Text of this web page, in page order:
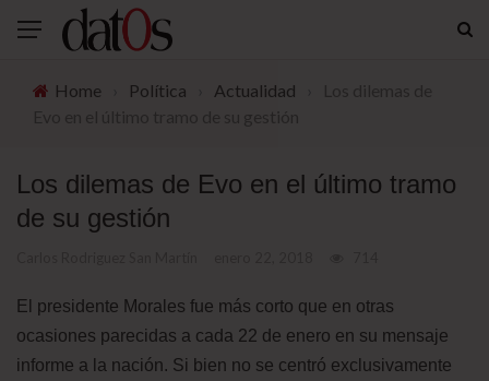
Home Política Actualidad
Los dilemas de Evo en el último tramo
de su gestión
El presidente Morales fue más corto que en otras
ocasiones parecidas a cada 22 de enero en su mensaje
informe a la nación. Si bien no se centró exclusivamente